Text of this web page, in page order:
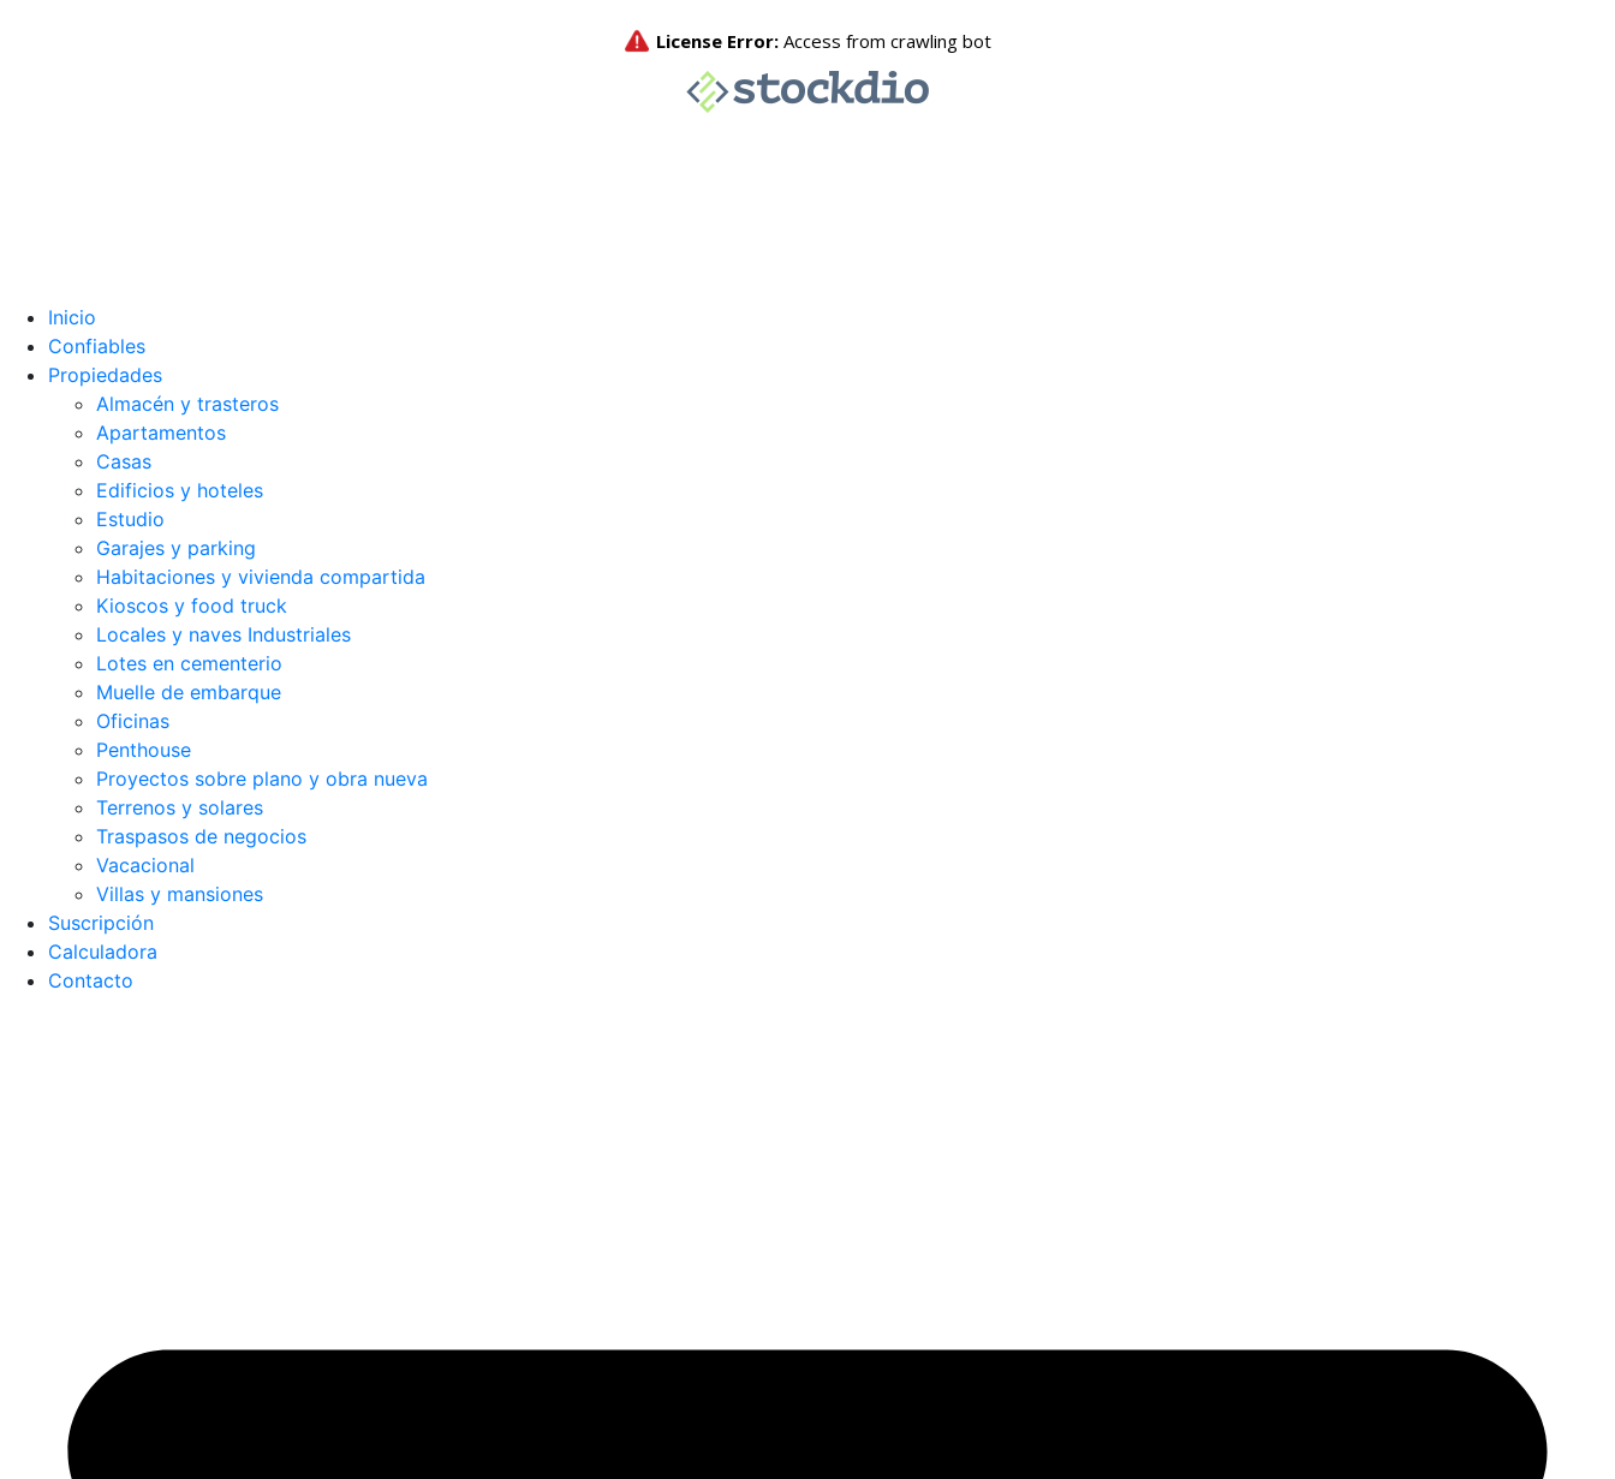
Inicio
Confiables
Propiedades
Almacén y trasteros
Apartamentos
Casas
Edificios y hoteles
Estudio
Garajes y parking
Habitaciones y vivienda compartida
Kioscos y food truck
Locales y naves Industriales
Lotes en cementerio
Muelle de embarque
Oficinas
Penthouse
Proyectos sobre plano y obra nueva
Terrenos y solares
Traspasos de negocios
Vacacional
Villas y mansiones
Suscripción
Calculadora
Contacto